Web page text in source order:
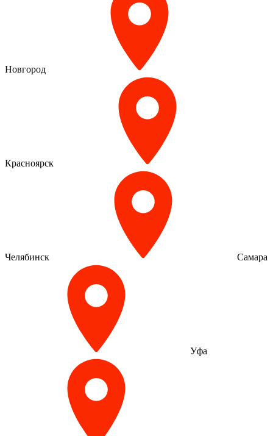
Новгород
Красноярск
Челябинск Самара
Уфа